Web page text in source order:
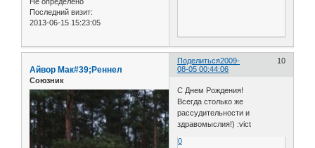
Не определено
Последний визит:
2013-06-15 15:23:05
Поделиться 10
2009-
08-05 00:44:06
Айвор Мак#39;Реннел
Союзник
С Днем Рождения!
Всегда столько же
рассудительности и
здравомыслия!) :vict
0